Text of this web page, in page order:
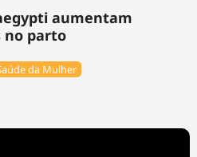
aumentam
no parto
da Mulher